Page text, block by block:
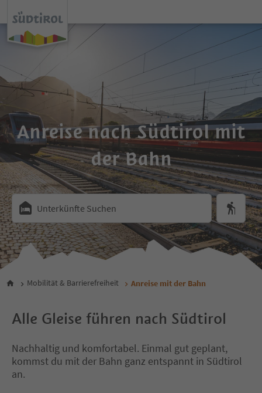
Anreise nach Südtirol mit
der Bahn
Unterkünfte Suchen
Mobilität & Barrierefreiheit Anreise mit der Bahn
Alle Gleise führen nach Südtirol
Nachhaltig und komfortabel. Einmal gut geplant,
kommst du mit der Bahn ganz entspannt in Südtirol
an.